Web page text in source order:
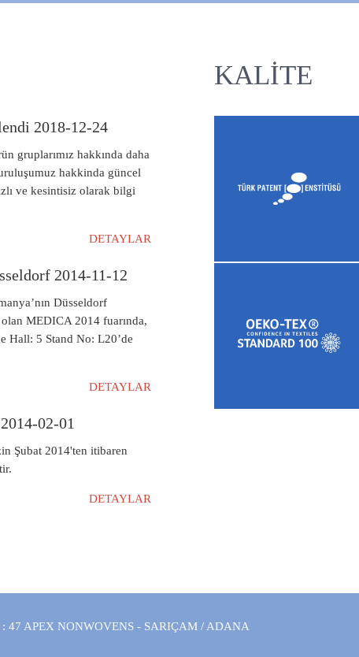
2018-12-24
gruplarımız hakkında daha
hakkinda güncel
ve kesintisiz olarak bilgi
DETAYLAR
2014-11-12
Düsseldorf
MEDICA 2014 fuarında,
Hall: 5 Stand No: L20’de
DETAYLAR
02-01
Şubat 2014'ten itibaren
DETAYLAR
KALITE
47 APEX NONWOVENS - SARIÇAM / ADANA